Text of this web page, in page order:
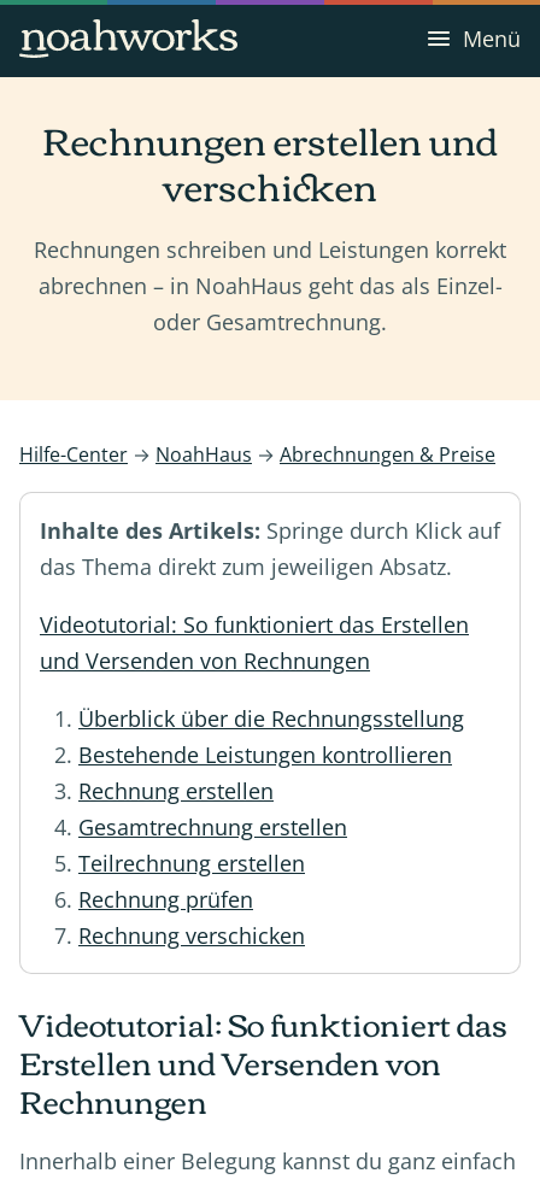
Menü
Rechnungen erstellen und
verschicken
Rechnungen schreiben und Leistungen korrekt
abrechnen – in NoahHaus geht das als Einzel-
oder Gesamtrechnung.
Hilfe-Center → NoahHaus → Abrechnungen & Preise
Inhalte des Artikels: Springe durch Klick auf
das Thema direkt zum jeweiligen Absatz.
Videotutorial: So funktioniert das Erstellen
und Versenden von Rechnungen
Überblick über die Rechnungsstellung
Bestehende Leistungen kontrollieren
Rechnung erstellen
Gesamtrechnung erstellen
Teilrechnung erstellen
Rechnung prüfen
Rechnung verschicken
Videotutorial: So funktioniert das
Erstellen und Versenden von
Rechnungen
Innerhalb einer Belegung kannst du ganz einfach